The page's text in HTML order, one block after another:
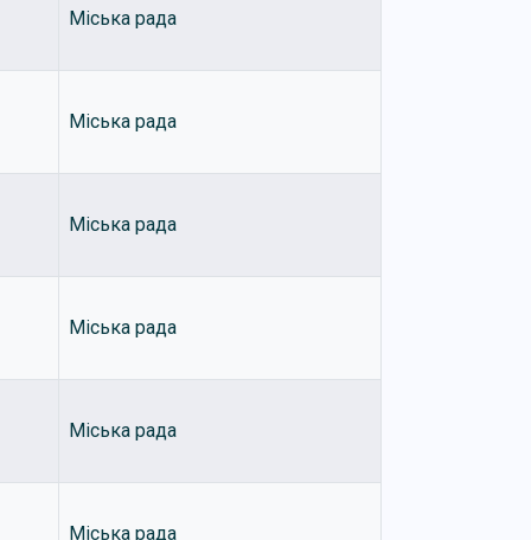
Міська рада
Міська рада
Міська рада
Міська рада
Міська рада
Міська рада